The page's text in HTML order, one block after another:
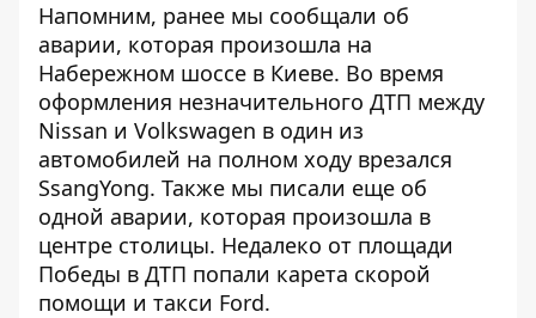
Напомним, ранее мы сообщали об
аварии, которая произошла на
Набережном шоссе в Киеве. Во время
оформления незначительного ДТП между
Nissan и Volkswagen в один из
автомобилей на полном ходу врезался
SsangYong. Также мы писали еще об
одной аварии, которая произошла в
центре столицы. Недалеко от площади
Победы в ДТП попали карета скорой
помощи и такси Ford.